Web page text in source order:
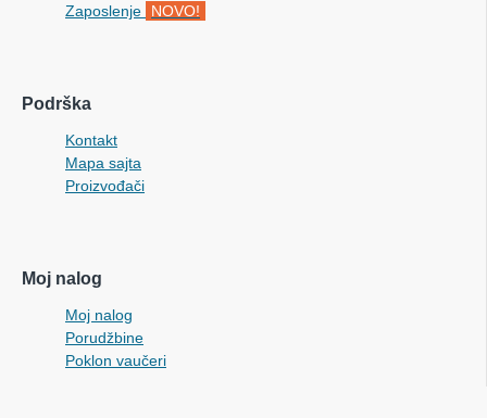
Zaposlenje
NOVO!
Podrška
Kontakt
Mapa sajta
Proizvođači
Moj nalog
Moj nalog
Porudžbine
Poklon vaučeri